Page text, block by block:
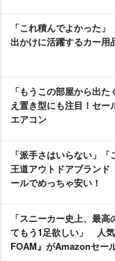
「これ積んでよかった
出かけに活躍するカー用
「もうこの部屋から出
え置き型にも注目！セ
エアコン
「派手さはいらない」
王道アウトドアブラン
ールでめっちゃ安い！
「スニーカー史上、最
てもう1足欲しい」 人
FOAM』がAmazonセー